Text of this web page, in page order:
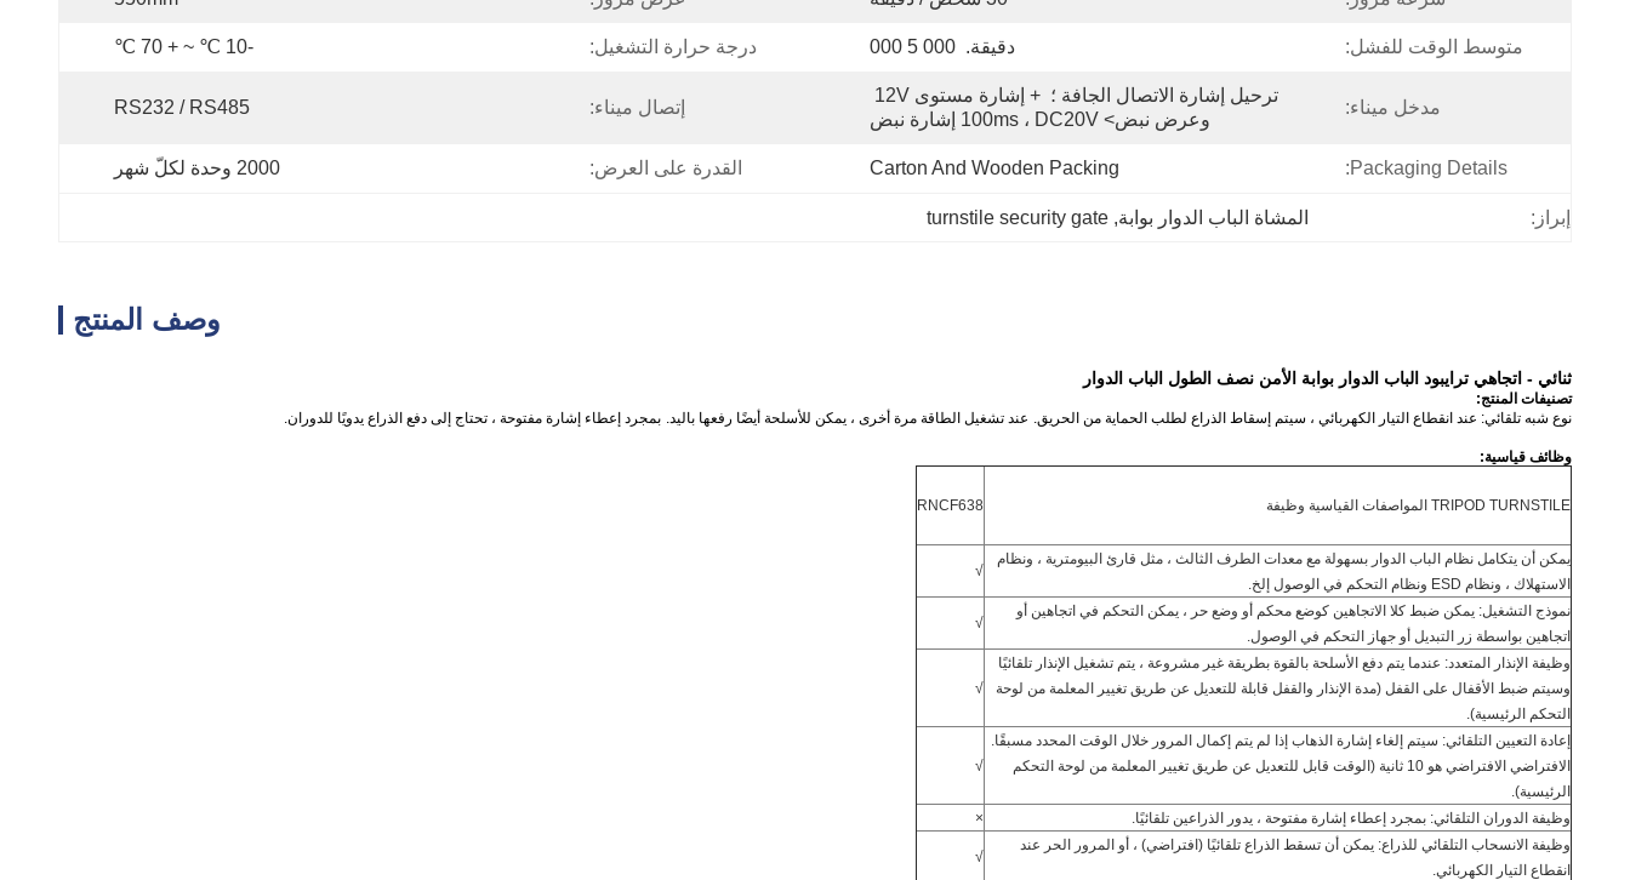
متوسط ​​الوقت للفشل: دقيقة.  000 5 000 درجة حرارة التشغيل: -10 ℃ ~ + 70 ℃
مدخل ميناء:
وعرض نبض> 100ms ، DC20V إشارة نبض
إتصال ميناء: RS232 / RS485
Packaging Details:
Carton And Wooden Packing القدرة على العرض: 2000 وحدة لكلّ شهر
إبراز: المشاة الباب الدوار بوابة,
turnstile security gate
وصف المنتج
ثنائي - اتجاهي ترايبود الباب الدوار بوابة الأمن نصف الطول الباب الدوار
تصنيفات المنتج:
نوع شبه تلقائي: عند انقطاع التيار الكهربائي ، سيتم إسقاط الذراع لطلب الحماية من الحريق. عند تشغيل الطاقة مرة أخرى ، يمكن للأسلحة أيضًا رفعها باليد. بمجرد إعطاء إشارة مفتوحة ، تحتاج إلى دفع الذراع يدويًا للدوران.
وظائف قياسية:
TRIPOD TURNSTILE المواصفات القياسية وظيفة RNCF638
يمكن أن يتكامل نظام الباب الدوار بسهولة مع معدات الطرف الثالث ، مثل قارئ البيومترية ، ونظام
الاستهلاك ، ونظام ESD ونظام التحكم في الوصول إلخ.
√
نموذج التشغيل: يمكن ضبط كلا الاتجاهين كوضع محكم أو وضع حر ، يمكن التحكم في اتجاهين أو
اتجاهين بواسطة زر التبديل أو جهاز التحكم في الوصول.
√
وظيفة الإنذار المتعدد: عندما يتم دفع الأسلحة بالقوة بطريقة غير مشروعة ، يتم تشغيل الإنذار تلقائيًا
وسيتم ضبط الأقفال على القفل (مدة الإنذار والقفل قابلة للتعديل عن طريق تغيير المعلمة من لوحة
التحكم الرئيسية).
√
إعادة التعيين التلقائي: سيتم إلغاء إشارة الذهاب إذا لم يتم إكمال المرور خلال الوقت المحدد مسبقًا.
الافتراضي الافتراضي هو 10 ثانية (الوقت قابل للتعديل عن طريق تغيير المعلمة من لوحة التحكم
الرئيسية).
√
وظيفة الدوران التلقائي: بمجرد إعطاء إشارة مفتوحة ، يدور الذراعين تلقائيًا.
×
وظيفة الانسحاب التلقائي للذراع: يمكن أن تسقط الذراع تلقائيًا (افتراضي) ، أو المرور الحر عند
انقطاع التيار الكهربائي.
√